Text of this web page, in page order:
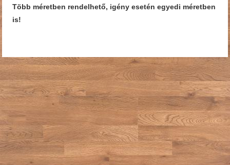
Több méretben rendelhető, igény esetén egyedi méretben
is!